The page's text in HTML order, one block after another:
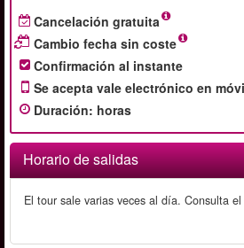
Cancelación gratuita
Cambio fecha sin coste
Confirmación al instante
Se acepta vale electrónico en
Duración: horas
Horario de salidas
El tour sale varias veces al día. Consulta